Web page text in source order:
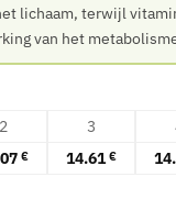
lichaam, terwijl
van het
2 3
€ 14.61€